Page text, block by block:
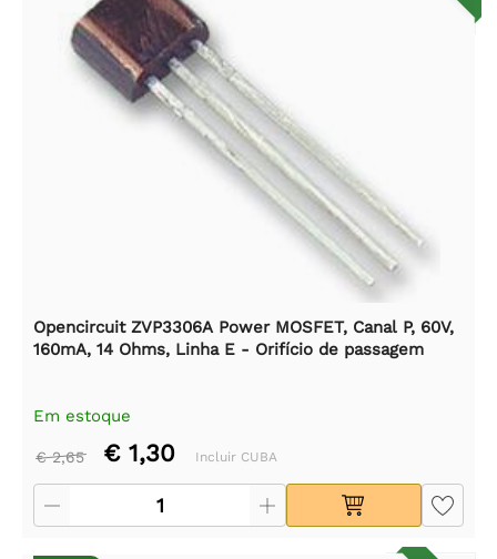
Opencircuit ZVP3306A Power MOSFET, Canal P, 60V,
160mA, 14 Ohms, Linha E - Orifício de passagem
Em estoque
€ 2,65 € 1,30 Incluir CUBA